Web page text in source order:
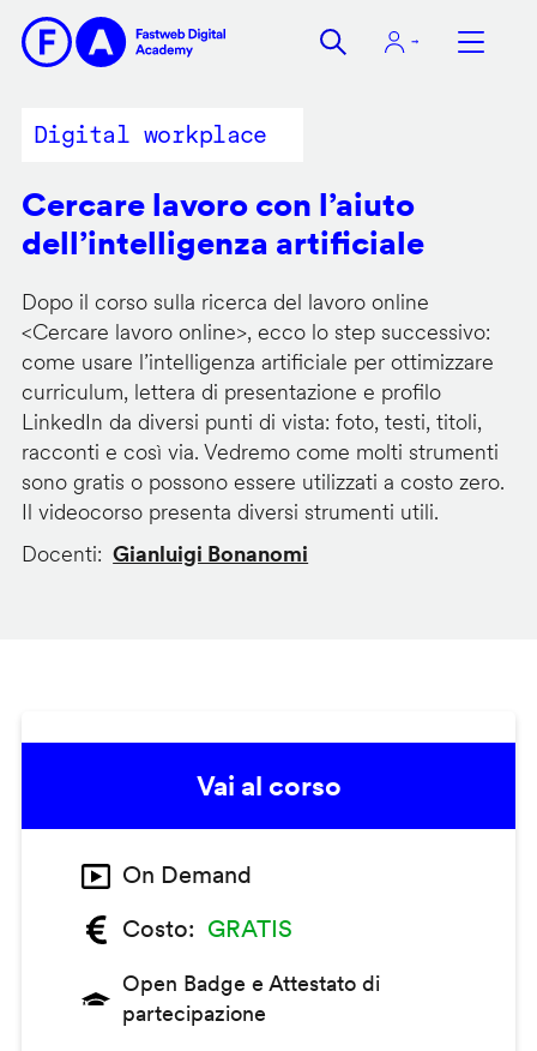
contenuto
Digital workplace
Cercare lavoro con l’aiuto
dell’intelligenza artificiale
Dopo il corso sulla ricerca del lavoro online
<Cercare lavoro online>, ecco lo step successivo:
come usare l’intelligenza artificiale per ottimizzare
curriculum, lettera di presentazione e profilo
LinkedIn da diversi punti di vista: foto, testi, titoli,
racconti e così via. Vedremo come molti strumenti
sono gratis o possono essere utilizzati a costo zero.
Il videocorso presenta diversi strumenti utili.
Docenti
Gianluigi Bonanomi
Vai al corso
On Demand
Costo
GRATIS
Open Badge e Attestato di
partecipazione